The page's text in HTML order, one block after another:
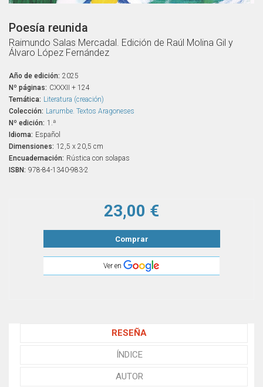
Poesía reunida
Raimundo Salas Mercadal. Edición de Raúl Molina Gil y
Álvaro López Fernández
Año de edición: 2025
Nº páginas: CXXXII + 124
Temática: Literatura (creación)
Colección: Larumbe. Textos Aragoneses
Nº edición: 1.ª
Idioma: Español
Dimensiones: 12,5 x 20,5 cm
Encuadernación: Rústica con solapas
ISBN: 978-84-1340-983-2
23,00 €
Comprar
Ver en
RESEÑA
ÍNDICE
AUTOR